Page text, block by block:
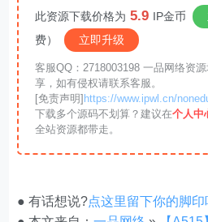
此资源下载价格为 5.9 IP金币
费）
立即升级
客服QQ：2718003198 一品网络资
享，如有侵权请联系客服。
[免责声明] https://www.ipwl.cn/
下载多个源码不划算？建议在个人中
全站资源都带走。
● 有话想说?点这里留下你的脚印